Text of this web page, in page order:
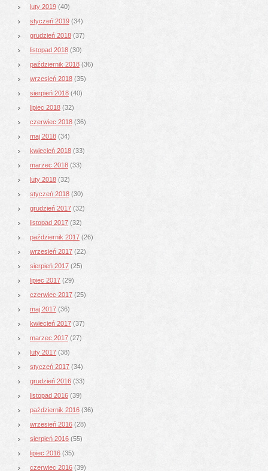
luty 2019 (40)
styczeń 2019 (34)
grudzień 2018 (37)
listopad 2018 (30)
październik 2018 (36)
wrzesień 2018 (35)
sierpień 2018 (40)
lipiec 2018 (32)
czerwiec 2018 (36)
maj 2018 (34)
kwiecień 2018 (33)
marzec 2018 (33)
luty 2018 (32)
styczeń 2018 (30)
grudzień 2017 (32)
listopad 2017 (32)
październik 2017 (26)
wrzesień 2017 (22)
sierpień 2017 (25)
lipiec 2017 (29)
czerwiec 2017 (25)
maj 2017 (36)
kwiecień 2017 (37)
marzec 2017 (27)
luty 2017 (38)
styczeń 2017 (34)
grudzień 2016 (33)
listopad 2016 (39)
październik 2016 (36)
wrzesień 2016 (28)
sierpień 2016 (55)
lipiec 2016 (35)
czerwiec 2016 (39)